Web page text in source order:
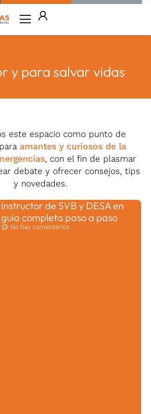
y para salvar vidas
este espacio como punto de
amantes y curiosos de la
, con el fin de plasmar
debate y ofrecer consejos, tips
y novedades.
de SVB y DESA en
completa paso a paso
No hay comentarios